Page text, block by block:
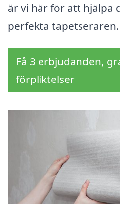
är vi här för att hjälpa
perfekta tapetseraren.
Få 3 erbjudanden,
förpliktelser